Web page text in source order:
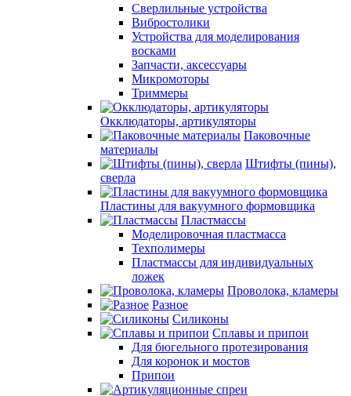
Сверлильные устройства
Вибростолики
Устройства для моделирования
восками
Запчасти, аксессуары
Микромоторы
Триммеры
Окклюдаторы, артикуляторы
Паковочные
материалы
Штифты (пины),
сверла
Пластины для вакуумного формовщика
Пластмассы
Моделировочная пластмасса
Техполимеры
Пластмассы для индивидуальных
ложек
Проволока, кламеры
Разное
Силиконы
Сплавы и припои
Для бюгельного протезирования
Для коронок и мостов
Припои